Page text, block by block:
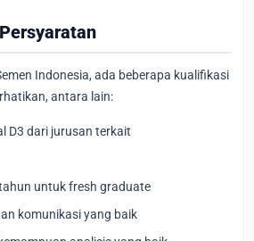
Indonesia, ada beberapa kualifikasi
antara lain:
D3 dari jurusan terkait
untuk fresh graduate
komunikasi yang baik